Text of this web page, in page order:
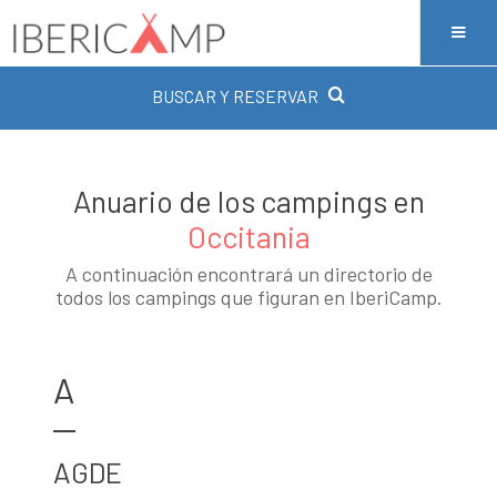
BUSCAR Y RESERVAR
Anuario de los campings en
Occitania
A continuación encontrará un directorio de
todos los campings que figuran en IberiCamp.
A
AGDE